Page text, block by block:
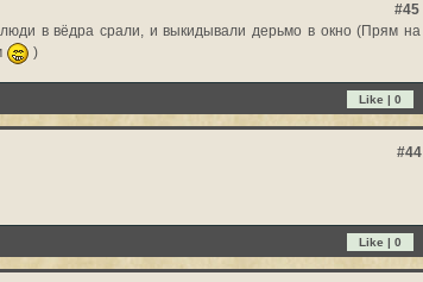
#45
люди в вёдра срали, и выкидывали дерьмо в окно (Прям на
)
Like | 0
#44
Like |0